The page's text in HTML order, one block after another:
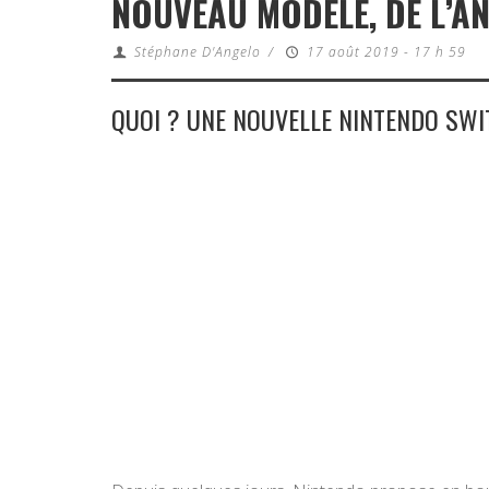
NOUVEAU MODÈLE, DE
Stéphane D'Angelo / 17 août 2019 - 17 h 59
QUOI ? UNE NOUVELLE NINTENDO